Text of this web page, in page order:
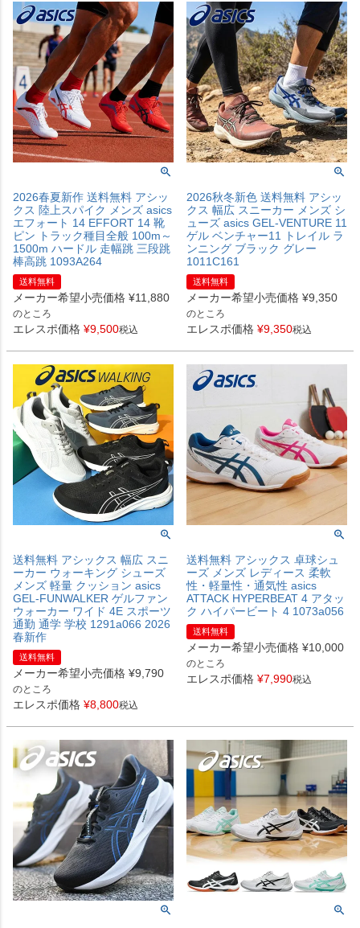
2026春夏新作 送料無料 アシッ
クス 陸上スパイク メンズ asics
エフォート 14 EFFORT 14 靴
ピン トラック種目全般 100m～
1500m ハードル 走幅跳 三段跳
棒高跳 1093A264
送料無料
メーカー希望小売価格 ¥11,880
のところ
エレスポ価格 ¥9,500税込
2026秋冬新色 送料無料 アシッ
クス 幅広 スニーカー メンズ シ
ューズ asics GEL-VENTURE 11
ゲル ベンチャー11 トレイル ラ
ンニング ブラック グレー
1011C161
送料無料
メーカー希望小売価格 ¥9,350
のところ
エレスポ価格 ¥9,350税込
送料無料 アシックス 幅広 スニ
ーカー ウォーキング シューズ
メンズ 軽量 クッション asics
GEL-FUNWALKER ゲルファン
ウォーカー ワイド 4E スポーツ
通勤 通学 学校 1291a066 2026
春新作
送料無料
メーカー希望小売価格 ¥9,790
のところ
エレスポ価格 ¥8,800税込
送料無料 アシックス 卓球シュ
ーズ メンズ レディース 柔軟
性・軽量性・通気性 asics
ATTACK HYPERBEAT 4 アタッ
ク ハイパービート 4 1073a056
送料無料
メーカー希望小売価格 ¥10,000
のところ
エレスポ価格 ¥7,990税込